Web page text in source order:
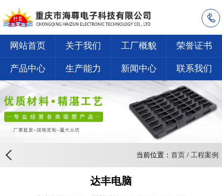
网站首页 关于我们 工厂概貌 荣誉证书
产品中心 生产能力 新闻中心 联系我们
当前位置： 首页 / 工程案例
达丰电脑